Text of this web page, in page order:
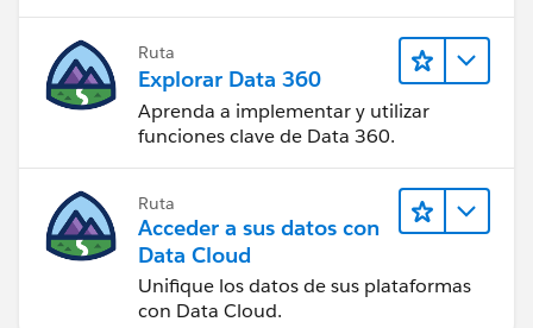
Ruta
Explorar Data 360
Aprenda a implementar y utilizar
funciones clave de Data 360.
Ruta
Acceder a sus datos con
Data Cloud
Unifique los datos de sus plataformas
con Data Cloud.